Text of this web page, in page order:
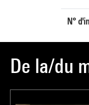
N°
De la/du